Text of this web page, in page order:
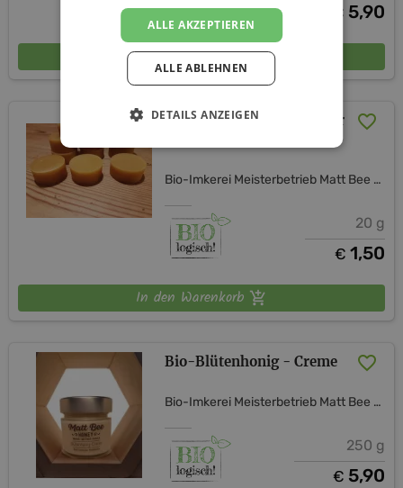
€ 5,90
In den Warenkorb
Bio-Bienenwachsblock für
Bio-Imkerei Meisterbetrieb Matt Bee Honey
20 g
€ 1,50
In den Warenkorb
Bio-Blütenhonig - Creme
Bio-Imkerei Meisterbetrieb Matt Bee Honey
250 g
€ 5,90
ALLE AKZEPTIEREN
ALLE ABLEHNEN
DETAILS ANZEIGEN